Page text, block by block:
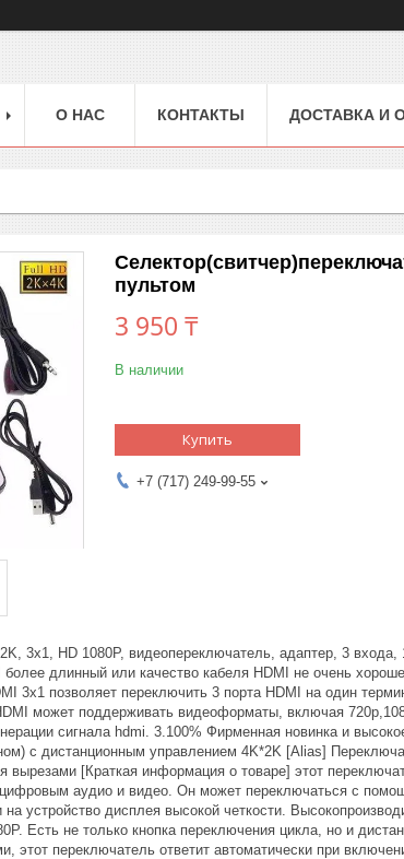
О НАС КОНТАКТЫ ДОСТАВКА И
пультом
3 950 ₸
В наличии
Купить
+7 (717) 249-99-55
3x1, HD 1080P, видеопереключатель, адаптер, 3
длинный или качество кабеля HDMI не очень
3x1 позволяет переключить 3 порта HDMI на один
может поддерживать видеоформаты, включая
сигнала hdmi. 3.100% Фирменная новинка и
с дистанционным управлением 4K*2K [Alias]
вырезами [Краткая информация о товаре] этот
аудио и видео. Он может переключаться с
на устройство дисплея высокой четкости.
Есть не только кнопка переключения цикла, но и
этот переключатель ответит автоматически при